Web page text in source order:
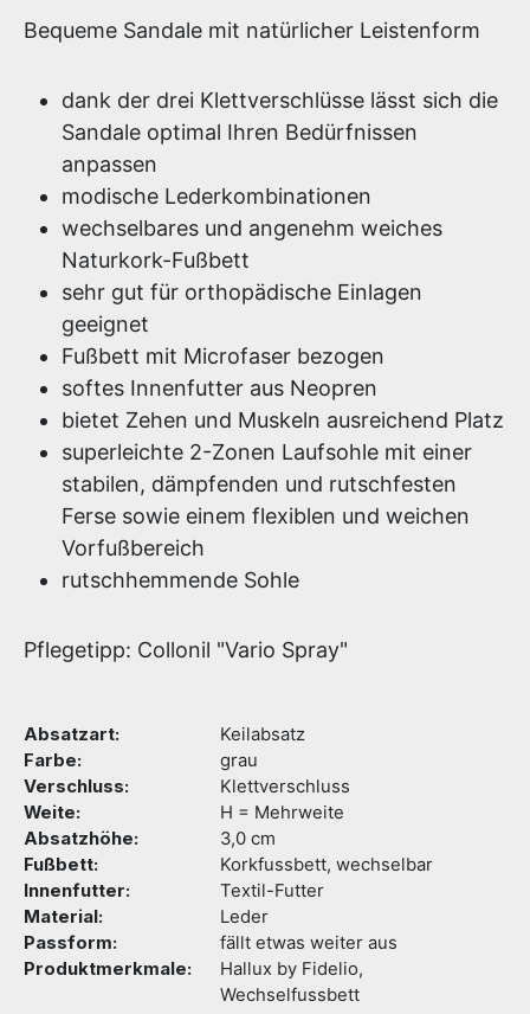
Bequeme Sandale mit natürlicher Leistenform
dank der drei Klettverschlüsse lässt sich die
Sandale optimal Ihren Bedürfnissen
anpassen
modische Lederkombinationen
wechselbares und angenehm weiches
Naturkork-Fußbett
sehr gut für orthopädische Einlagen
geeignet
Fußbett mit Microfaser bezogen
softes Innenfutter aus Neopren
bietet Zehen und Muskeln ausreichend Platz
superleichte 2-Zonen Laufsohle mit einer
stabilen, dämpfenden und rutschfesten
Ferse sowie einem flexiblen und weichen
Vorfußbereich
rutschhemmende Sohle
Pflegetipp: Collonil "Vario Spray"
Absatzart:
Keilabsatz
Farbe:
grau
Verschluss:
Klettverschluss
Weite:
H = Mehrweite
Absatzhöhe:
3,0 cm
Fußbett:
Korkfussbett, wechselbar
Innenfutter:
Textil-Futter
Material:
Leder
Passform:
fällt etwas weiter aus
Produktmerkmale:
Hallux by Fidelio,
Wechselfussbett